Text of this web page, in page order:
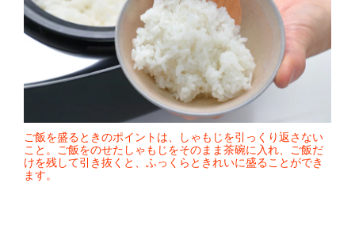
ご飯を盛るときのポイントは、しゃもじを引っくり返さない
こと。ご飯をのせたしゃもじをそのまま茶碗に入れ、ご飯だ
けを残して引き抜くと、ふっくらときれいに盛ることができ
ます。